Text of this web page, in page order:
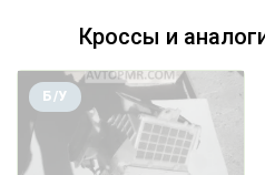
Кроссы и
Б/У